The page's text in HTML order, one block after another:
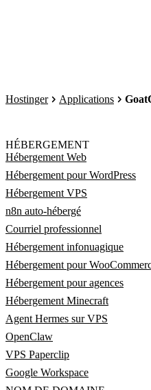
Hostinger Applications
HÉBERGEMENT
Hébergement Web
Hébergement pour WordPress
Hébergement VPS
n8n auto-hébergé
Courriel professionnel
Hébergement infonuagique
Hébergement pour
Hébergement pour agences
Hébergement Minecraft
Agent Hermes sur VPS
OpenClaw
VPS Paperclip
Google Workspace